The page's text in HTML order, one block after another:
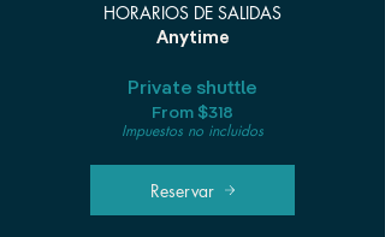
HORARIOS DE SALIDAS
Anytime
Private shuttle
From $318
Impuestos no incluidos
Reservar